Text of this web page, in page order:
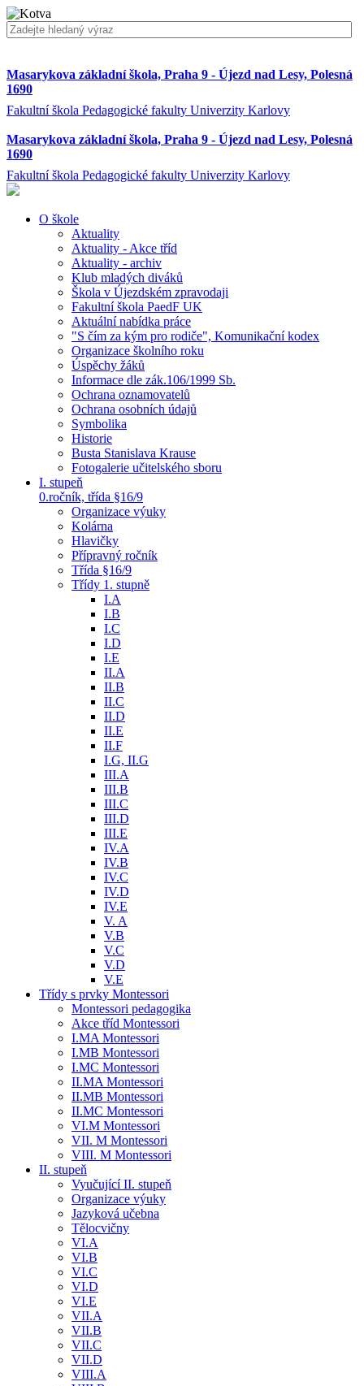
Masarykova základní škola, Praha 9 - Újezd nad Lesy, Polesná
1690
Fakultní škola Pedagogické fakulty Univerzity Karlovy
Masarykova základní škola, Praha 9 - Újezd nad Lesy, Polesná
1690
Fakultní škola Pedagogické fakulty Univerzity Karlovy
O škole
Aktuality
Aktuality - Akce tříd
Aktuality - archiv
Klub mladých diváků
Škola v Újezdském zpravodaji
Fakultní škola PaedF UK
Aktuální nabídka práce
"S čím za kým pro rodiče", Komunikační kodex
Organizace školního roku
Úspěchy žáků
Informace dle zák.106/1999 Sb.
Ochrana oznamovatelů
Ochrana osobních údajů
Symbolika
Historie
Busta Stanislava Krause
Fotogalerie učitelského sboru
I. stupeň
0.ročník, třída §16/9
Organizace výuky
Kolárna
Hlavičky
Přípravný ročník
Třída §16/9
Třídy 1. stupně
I.A
I.B
I.C
I.D
I.E
II.A
II.B
II.C
II.D
II.E
II.F
I.G, II.G
III.A
III.B
III.C
III.D
III.E
IV.A
IV.B
IV.C
IV.D
IV.E
V. A
V.B
V.C
V.D
V.E
Třídy s prvky Montessori
Montessori pedagogika
Akce tříd Montessori
I.MA Montessori
I.MB Montessori
I.MC Montessori
II.MA Montessori
II.MB Montessori
II.MC Montessori
VI.M Montessori
VII. M Montessori
VIII. M Montessori
II. stupeň
Vyučující II. stupeň
Organizace výuky
Jazyková učebna
Tělocvičny
VI.A
VI.B
VI.C
VI.D
VI.E
VII.A
VII.B
VII.C
VII.D
VIII.A